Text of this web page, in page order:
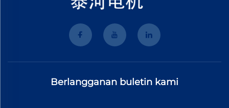
Berlangganan buletin kami